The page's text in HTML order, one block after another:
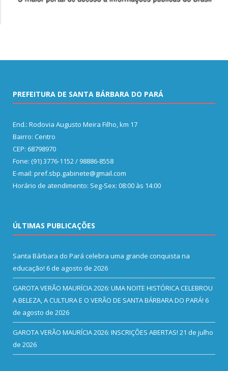
PREFEITURA DE SANTA BÁRBARA DO PARÁ
End.: Rodovia Augusto Meira Filho, km 17
Bairro: Centro
CEP: 68798970
Fone: (91) 3776-1152 / 98886-8558
E-mail: pref.sbp.gabinete@gmail.com
Horário de atendimento: Seg-Sex: 08:00 às 14:00
ÚLTIMAS PUBLICAÇÕES
Santa Bárbara do Pará celebra uma grande conquista na
educação! 6 de agosto de 2026
GAROTA VERÃO MAURÍCIA 2026: UMA NOITE HISTÓRICA CELEBROU
A BELEZA, A CULTURA E O VERÃO DE SANTA BÁRBARA DO PARÁ! 6
de agosto de 2026
GAROTA VERÃO MAURÍCIA 2026: INSCRIÇÕES ABERTAS! 21 de julho
de 2026